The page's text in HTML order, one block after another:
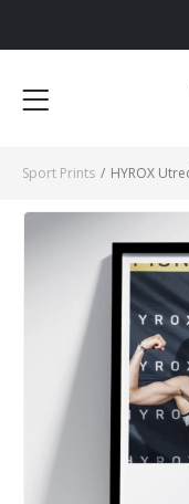
Voor 12:00 uur besteld,
Sport Prints / HYROX